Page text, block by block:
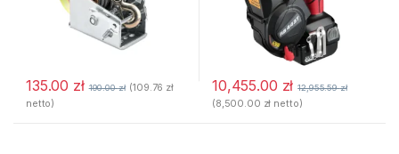
135.00 zł 190.00zł (109.76 zł
netto)
10,455.00 zł 12,955.59zł
(8,500.00 zł netto)